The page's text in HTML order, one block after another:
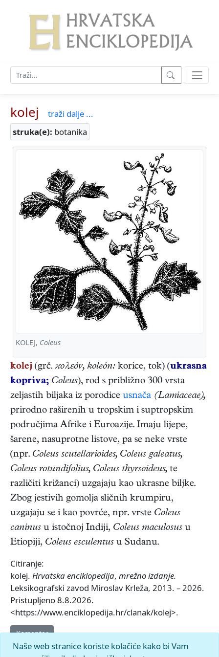
kolej
traži dalje ...
struka(e): botanika
KOLEJ, Coleus
kolej (grč. ϰολεόν, koleón: korice, tok) (ukrasna
kopriva; Coleus), rod s približno 300 vrsta
zeljastih biljaka iz porodice usnača (Lamiaceae),
prirodno raširenih u tropskim i suptropskim
područjima Afrike i Euroazije. Imaju lijepe,
šarene, nasuprotne listove, pa se neke vrste
(npr. Coleus scutellarioides, Coleus galeatus,
Coleus rotundifolius, Coleus thyrsoideus, te
različiti križanci) uzgajaju kao ukrasne biljke.
Zbog jestivih gomolja sličnih krumpiru,
uzgajaju se i kao povrće, npr. vrste Coleus
caninus u istočnoj Indiji, Coleus maculosus u
Etiopiji, Coleus esculentus u Sudanu.
Citiranje:
kolej. Hrvatska enciklopedija, mrežno izdanje.
Leksikografski zavod Miroslav Krleža, 2013. – 2026.
Pristupljeno 8.8.2026.
<https://www.enciklopedija.hr/clanak/kolej>.
Komentar
Naše web stranice koriste kolačiće kako bi Vam